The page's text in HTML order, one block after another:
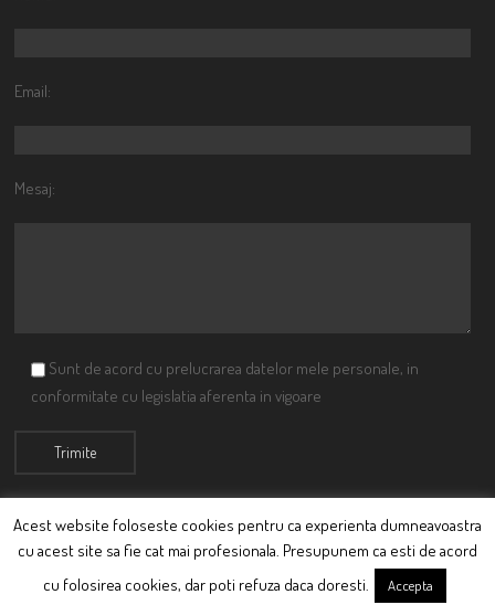
Email:
Mesaj:
Sunt de acord cu prelucrarea datelor mele personale, in
conformitate cu legislatia aferenta in vigoare
© Ciutacu 2015 Parte a Imperiului Ciutacesc.
Acest website foloseste cookies pentru ca experienta dumneavoastra
cu acest site sa fie cat mai profesionala. Presupunem ca esti de acord
cu folosirea cookies, dar poti refuza daca doresti.
Accepta